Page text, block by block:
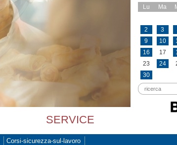
SERVICE
Lu Ma
2
3
9
10
16
17
23
24
30
Corsi-sicurezza-sul-lavoro